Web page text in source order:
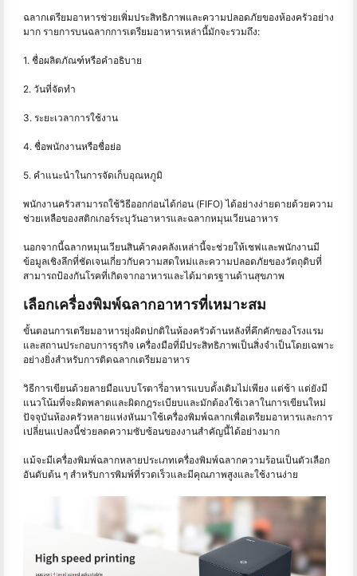
ฉลากเตรียมอาหารช่วยเพิ่มประสิทธิภาพและความปลอดภัยของห้องครัวอย่าง
มาก รายการบนฉลากการเตรียมอาหารเหล่านี้มักจะรวมถึง:
1. ชื่อผลิตภัณฑ์หรือคำอธิบาย
2. วันที่จัดทำ
3. ระยะเวลาการใช้งาน
4. ชื่อพนักงานหรือชื่อย่อ
5. คำแนะนำในการจัดเก็บอุณหภูมิ
พนักงานครัวสามารถใช้วิธีออกก่อนได้ก่อน (FIFO) ได้อย่างง่ายดายด้วยความ
ช่วยเหลือของสติกเกอร์ระบุวันอาหารและฉลากหมุนเวียนอาหาร
นอกจากนี้ฉลากหมุนเวียนสินค้าคงคลังเหล่านี้จะช่วยให้เชฟและพนักงานมี
ข้อมูลเชิงลึกที่ชัดเจนเกี่ยวกับความสดใหม่และความปลอดภัยของวัตถุดิบที่
สามารถป้องกันโรคที่เกิดจากอาหารและได้มาตรฐานด้านสุขภาพ
เลือกเครื่องพิมพ์ฉลากอาหารที่เหมาะสม
ขั้นตอนการเตรียมอาหารยุ่งผิดปกติในห้องครัวด้านหลังที่คึกคักของโรงแรม
และสถานประกอบการธุรกิจ เครื่องมือที่มีประสิทธิภาพเป็นสิ่งจำเป็นโดยเฉพาะ
อย่างยิ่งสำหรับการติดฉลากเตรียมอาหาร
วิธีการเขียนด้วยลายมือแบบโรตารี่อาหารแบบดั้งเดิมไม่เพียง แต่ช้า แต่ยังมี
แนวโน้มที่จะผิดพลาดและผิดกฎระเบียบและมักต้องใช้เวลาในการเขียนใหม่
ปัจจุบันห้องครัวหลายแห่งหันมาใช้เครื่องพิมพ์ฉลากเพื่อเตรียมอาหารและการ
เปลี่ยนแปลงนี้ช่วยลดความซับซ้อนของงานสำคัญนี้ได้อย่างมาก
แม้จะมีเครื่องพิมพ์ฉลากหลายประเภทเครื่องพิมพ์ฉลากความร้อนเป็นตัวเลือก
อันดับต้น ๆ สำหรับการพิมพ์ที่รวดเร็วและมีคุณภาพสูงและใช้งานง่าย